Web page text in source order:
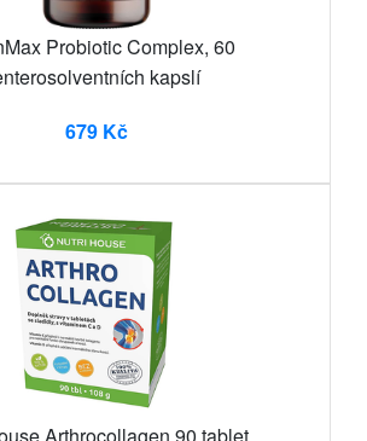
Probiotic Complex, 60
kapslí
679 Kč